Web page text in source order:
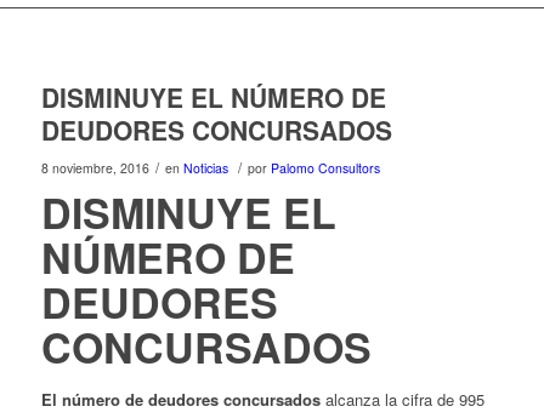
DISMINUYE EL NÚMERO DE
DEUDORES CONCURSADOS
8 noviembre, 2016 / en Noticias / por Palomo Consultors
DISMINUYE EL
NÚMERO DE
DEUDORES
CONCURSADOS
El número de deudores concursados alcanza la cifra de 995